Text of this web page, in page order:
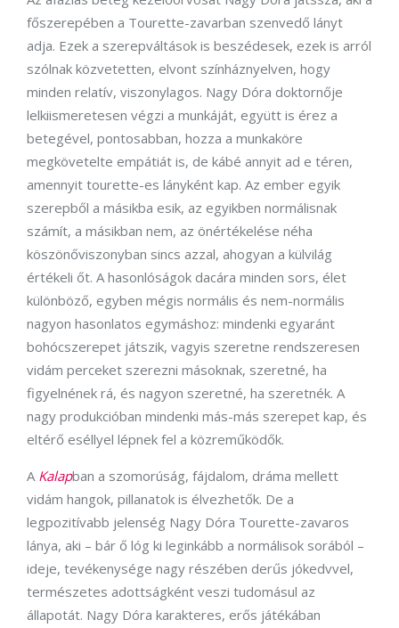
főszerepében a Tourette-zavarban szenvedő lányt
adja. Ezek a szerepváltások is beszédesek, ezek is arról
szólnak közvetetten, elvont színháznyelven, hogy
minden relatív, viszonylagos. Nagy Dóra doktornője
lelkiismeretesen végzi a munkáját, együtt is érez a
betegével, pontosabban, hozza a munkaköre
megkövetelte empátiát is, de kábé annyit ad e téren,
amennyit tourette-es lányként kap. Az ember egyik
szerepből a másikba esik, az egyikben normálisnak
számít, a másikban nem, az önértékelése néha
köszönőviszonyban sincs azzal, ahogyan a külvilág
értékeli őt. A hasonlóságok dacára minden sors, élet
különböző, egyben mégis normális és nem-normális
nagyon hasonlatos egymáshoz: mindenki egyaránt
bohócszerepet játszik, vagyis szeretne rendszeresen
vidám perceket szerezni másoknak, szeretné, ha
figyelnének rá, és nagyon szeretné, ha szeretnék. A
nagy produkcióban mindenki más-más szerepet kap, és
eltérő eséllyel lépnek fel a közreműködők.
A Kalapban a szomorúság, fájdalom, dráma mellett
vidám hangok, pillanatok is élvezhetők. De a
legpozitívabb jelenség Nagy Dóra Tourette-zavaros
lánya, aki – bár ő lóg ki leginkább a normálisok sorából –
ideje, tevékenysége nagy részében derűs jókedvvel,
természetes adottságként veszi tudomásul az
állapotát. Nagy Dóra karakteres, erős játékában